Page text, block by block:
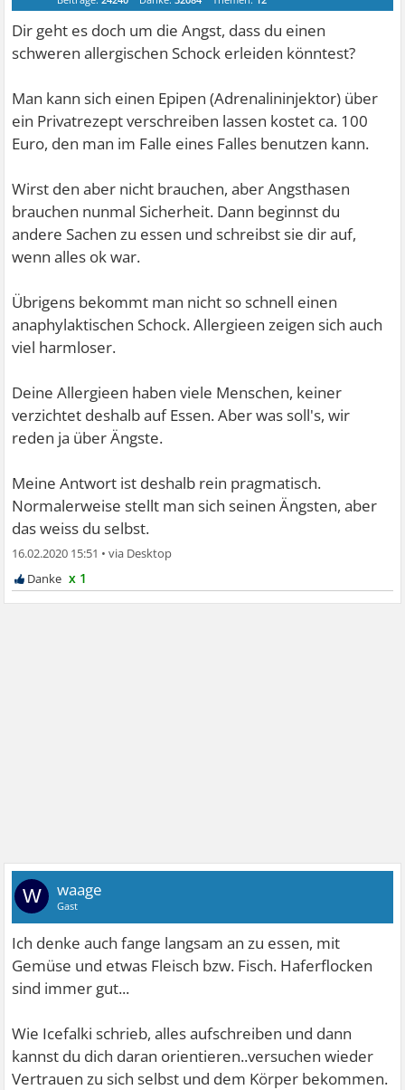
Dir geht es doch um die Angst, dass du einen
schweren allergischen Schock erleiden könntest?
Man kann sich einen Epipen (Adrenalininjektor) über
ein Privatrezept verschreiben lassen kostet ca. 100
Euro, den man im Falle eines Falles benutzen kann.
Wirst den aber nicht brauchen, aber Angsthasen
brauchen nunmal Sicherheit. Dann beginnst du
andere Sachen zu essen und schreibst sie dir auf,
wenn alles ok war.
Übrigens bekommt man nicht so schnell einen
anaphylaktischen Schock. Allergieen zeigen sich auch
viel harmloser.
Deine Allergieen haben viele Menschen, keiner
verzichtet deshalb auf Essen. Aber was soll's, wir
reden ja über Ängste.
Meine Antwort ist deshalb rein pragmatisch.
Normalerweise stellt man sich seinen Ängsten, aber
das weiss du selbst.
16.02.2020 15:51 •
x 1
W waage
Gast
Ich denke auch fange langsam an zu essen, mit
Gemüse und etwas Fleisch bzw. Fisch. Haferflocken
sind immer gut...
Wie Icefalki schrieb, alles aufschreiben und dann
kannst du dich daran orientieren..versuchen wieder
Vertrauen zu sich selbst und dem Körper bekommen.